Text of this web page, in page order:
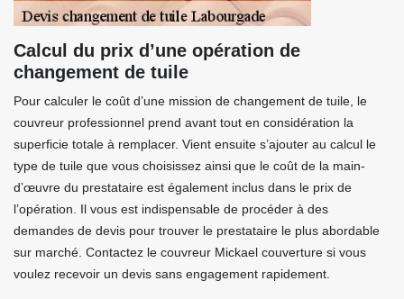
Calcul du prix d’une opération de
changement de tuile
Pour calculer le coût d’une mission de changement de tuile, le
couvreur professionnel prend avant tout en considération la
superficie totale à remplacer. Vient ensuite s’ajouter au calcul le
type de tuile que vous choisissez ainsi que le coût de la main-
d’œuvre du prestataire est également inclus dans le prix de
l’opération. Il vous est indispensable de procéder à des
demandes de devis pour trouver le prestataire le plus abordable
sur marché. Contactez le couvreur Mickael couverture si vous
voulez recevoir un devis sans engagement rapidement.